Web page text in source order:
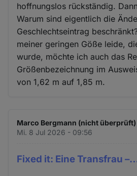
hoffnungslos rückständig.
Warum sind eigentlich die
Geschlechtseintrag
meiner geringen Göße leide,
wurde, möchte ich auch das
Größenbezeichnung im
von 1,62 m auf 1,85 m.
Marco Bergmann (nicht überprüft)
Mi. 8 Jul 2026 - 09:56
Fixed it: Eine Transfrau